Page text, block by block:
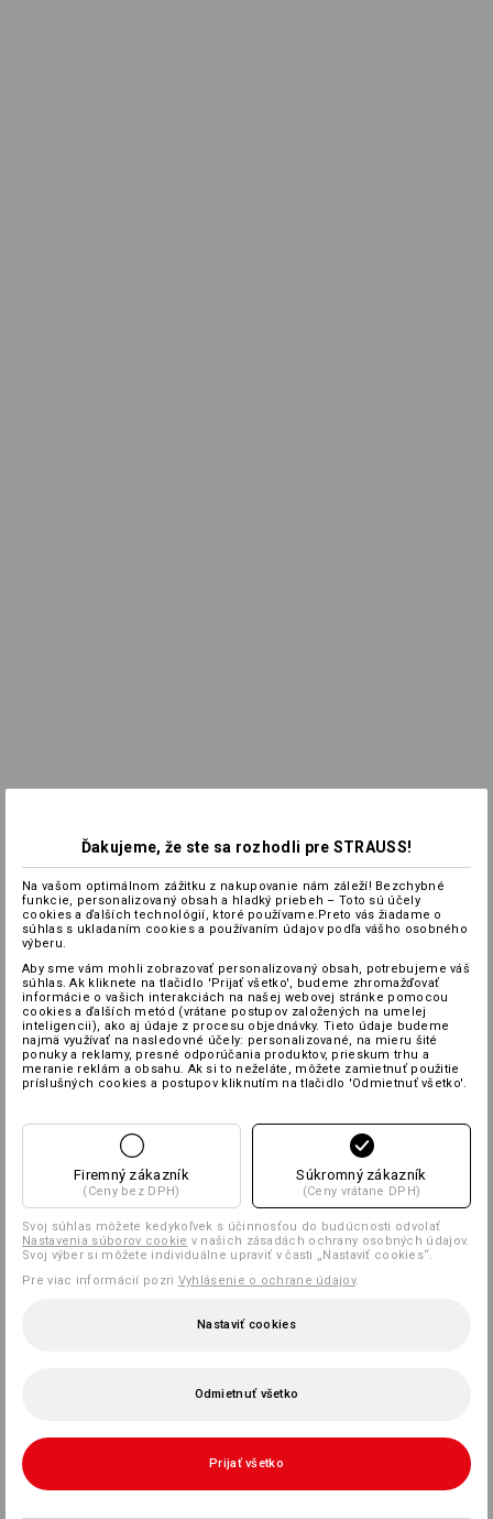
Ďakujeme, že ste sa rozhodli pre STRAUSS!
Na vašom optimálnom zážitku z nakupovanie nám záleží! Bezchybné
funkcie, personalizovaný obsah a hladký priebeh – Toto sú účely
cookies a ďalších technológií, ktoré používame.Preto vás žiadame o
súhlas s ukladaním cookies a používaním údajov podľa vášho osobného
výberu.
Aby sme vám mohli zobrazovať personalizovaný obsah, potrebujeme váš
súhlas. Ak kliknete na tlačidlo 'Prijať všetko', budeme zhromažďovať
informácie o vašich interakciách na našej webovej stránke pomocou
cookies a ďalších metód (vrátane postupov založených na umelej
inteligencii), ako aj údaje z procesu objednávky. Tieto údaje budeme
najmä využívať na nasledovné účely: personalizované, na mieru šité
ponuky a reklamy, presné odporúčania produktov, prieskum trhu a
meranie reklám a obsahu. Ak si to neželáte, môžete zamietnuť použitie
príslušných cookies a postupov kliknutím na tlačidlo 'Odmietnuť všetko'.
Firemný zákazník
(Ceny bez DPH)
Súkromný zákazník
(Ceny vrátane DPH)
Svoj súhlas môžete kedykoľvek s účinnosťou do budúcnosti odvolať
Nastavenia súborov cookie v našich zásadách ochrany osobných údajov.
Svoj výber si môžete individuálne upraviť v časti „Nastaviť cookies“.
Pre viac informácií pozri Vyhlásenie o ochrane údajov.
Nastaviť cookies
Odmietnuť všetko
Prijať všetko